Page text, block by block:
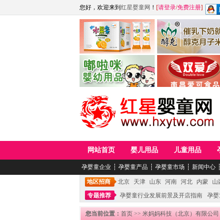
您好，欢迎来到 红星婴童网 ！ [请登录/免费注册]
江西麦嘟嘟食品有限公司
青岛嘟啦咪婴幼儿用品公司
江西醇之客月子米
网站首页 婴儿用品 儿童用品
孕婴童企业 ┆ 孕婴童产品 ┆ 孕婴童市场 ┆ 新闻中心
地区招商 北京 天津 山东 河南 河北 内蒙
山
专题推荐
孕婴童行业发展前景及开店指南 孕
您当前位置： 首页 >> 米妈妈科技（北京）有限公司